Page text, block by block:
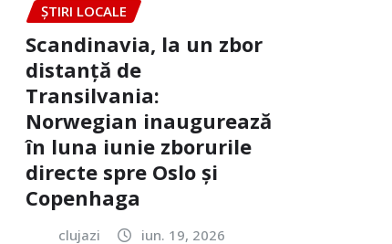
ȘTIRI LOCALE
Scandinavia, la un zbor
distanță de
Transilvania:
Norwegian inaugurează
în luna iunie zborurile
directe spre Oslo și
Copenhaga
clujazi iun. 19, 2026